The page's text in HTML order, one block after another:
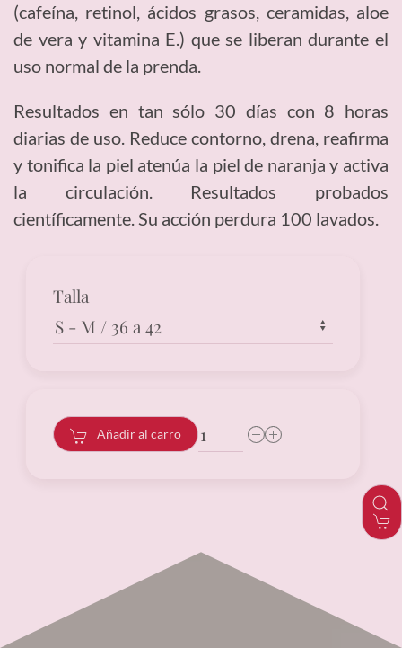
(cafeína, retinol, ácidos grasos, ceramidas, aloe
de vera y vitamina E.) que se liberan durante el
uso normal de la prenda.
Resultados en tan sólo 30 días con 8 horas
diarias de uso. Reduce contorno, drena, reafirma
y tonifica la piel atenúa la piel de naranja y activa
la circulación. Resultados probados
científicamente. Su acción perdura 100 lavados.
Talla
Añadir al carro